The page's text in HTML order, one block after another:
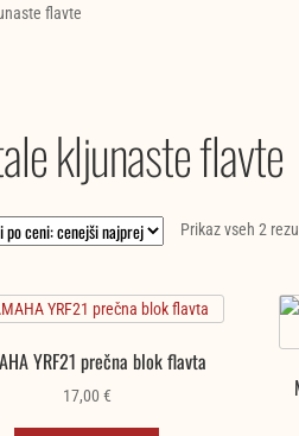
flavte
kljunaste flavte
Prikaz vseh 2
YRF21 prečna blok flavta
17,00 €